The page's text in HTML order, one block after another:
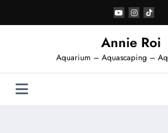
contenu
Annie Roi
Aquarium – Aquascaping –